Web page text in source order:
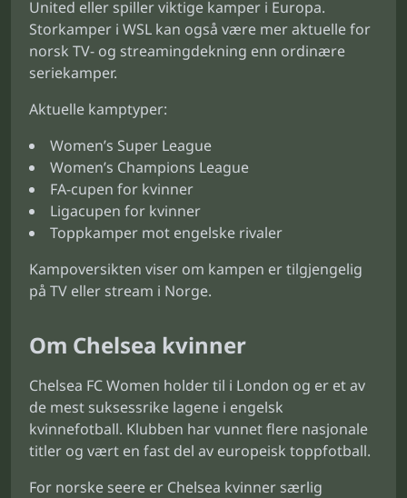
United eller spiller viktige kamper i Europa.
Storkamper i WSL kan også være mer aktuelle for
norsk TV- og streamingdekning enn ordinære
seriekamper.
Aktuelle kamptyper:
Women’s Super League
Women’s Champions League
FA-cupen for kvinner
Ligacupen for kvinner
Toppkamper mot engelske rivaler
Kampoversikten viser om kampen er tilgjengelig
på TV eller stream i Norge.
Om Chelsea kvinner
Chelsea FC Women holder til i London og er et av
de mest suksessrike lagene i engelsk
kvinnefotball. Klubben har vunnet flere nasjonale
titler og vært en fast del av europeisk toppfotball.
For norske seere er Chelsea kvinner særlig